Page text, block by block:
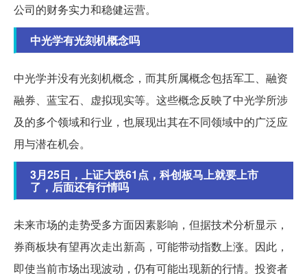
公司的财务实力和稳健运营。
中光学有光刻机概念吗
中光学并没有光刻机概念，而其所属概念包括军工、融资
融券、蓝宝石、虚拟现实等。这些概念反映了中光学所涉
及的多个领域和行业，也展现出其在不同领域中的广泛应
用与潜在机会。
3月25日，上证大跌61点，科创板马上就要上市
了，后面还有行情吗
未来市场的走势受多方面因素影响，但据技术分析显示，
券商板块有望再次走出新高，可能带动指数上涨。因此，
即使当前市场出现波动，仍有可能出现新的行情。投资者